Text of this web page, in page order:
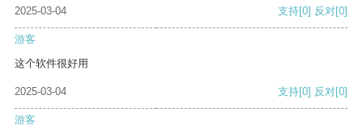
2025-03-04
支持[0] 反对[0]
游客
这个软件很好用
2025-03-04 支持[0] 反对[0]
游客